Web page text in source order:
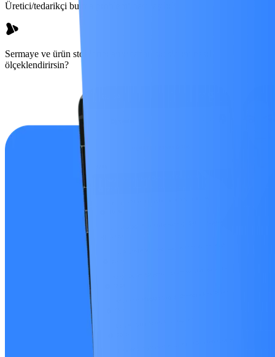
Üretici/tedarikçi bulma problemi nasıl aşılır?
Sermaye ve ürün stoklarını artırmadan satışlarını nasıl
ölçeklendirirsin?